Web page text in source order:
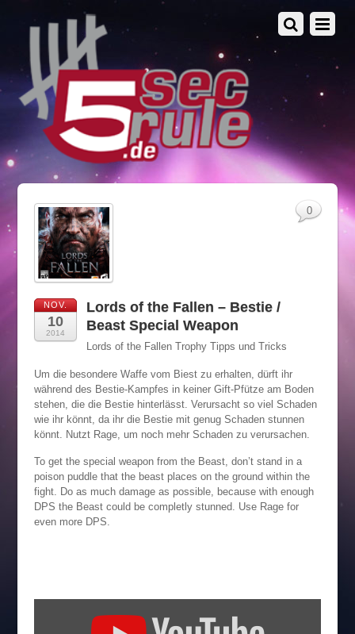
NOV.
10
2014
Lords of the Fallen – Bestie /
Beast Special Weapon
Lords of the Fallen Trophy Tipps und Tricks
Um die besondere Waffe vom Biest zu erhalten, dürft ihr
während des Bestie-Kampfes in keiner Gift-Pfütze am Boden
stehen, die die Bestie hinterlässt. Verursacht so viel Schaden
wie ihr könnt, da ihr die Bestie mit genug Schaden stunnen
könnt. Nutzt Rage, um noch mehr Schaden zu verursachen.
To get the special weapon from the Beast, don’t stand in a
poison puddle that the beast places on the ground within the
fight. Do as much damage as possible, because with enough
DPS the Beast could be completly stunned. Use Rage for
even more DPS.
of
0